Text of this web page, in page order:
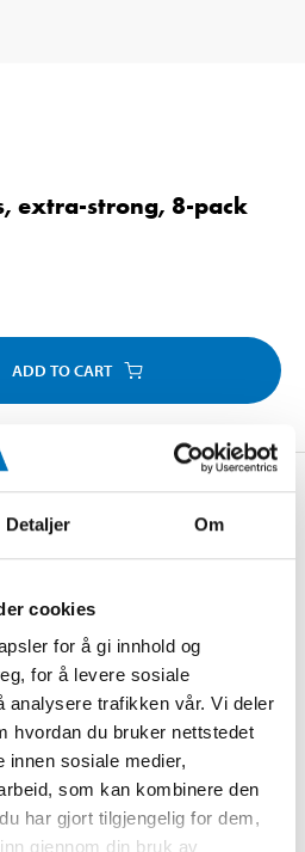
Detaljer Om
cookies
for å gi innhold og
for å levere sosiale
analysere trafikken vår. Vi deler
hvordan du bruker nettstedet
innen sosiale medier,
som kan kombinere den
har gjort tilgjengelig for dem,
gjennom din bruk av
extra-strong, 8-pack
ADD TO CART
wall mounting when you
The adhesive pads have
for putting up photos,
signs.